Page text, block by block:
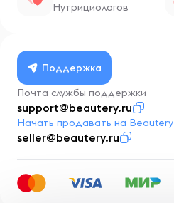
Нутрициологов
Поддержка
Почта службы поддержки
support@beautery.ru
Начать продавать на Beautery
seller@beautery.ru